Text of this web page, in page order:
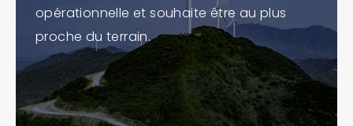
opérationnelle et souhaite être au plus
proche du terrain.